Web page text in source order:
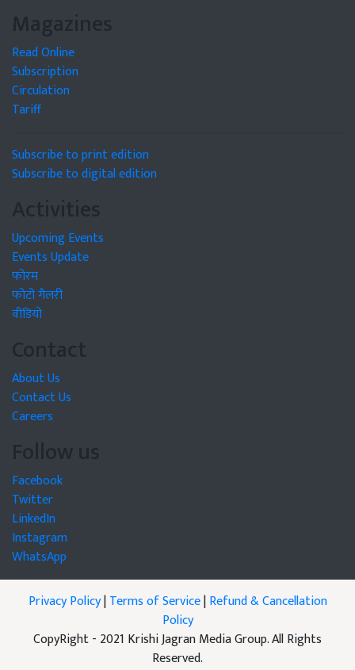
Magazines
Read Online
Subscription
Circulation
Tariff
Subscribe to print edition
Subscribe to digital edition
Activities
Upcoming Events
Events Update
फोरम
फोटो गैलरी
वीडियो
Contact
About Us
Contact Us
Careers
Follow us
Facebook
Twitter
LinkedIn
Instagram
WhatsApp
Privacy Policy|Terms of Service|Refund & Cancellation
Policy
CopyRight - 2021 Krishi Jagran Media Group. All Rights
Reserved.